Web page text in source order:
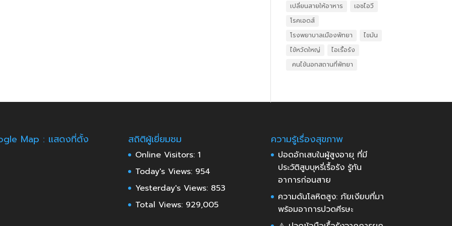
เปลี่ยนสายให้อาหาร
เอชไอวี
โรคเอดส์
โรงพยาบาลเมืองพัทยา
ไขมัน
ไข้หวัดใหญ่
ไอเรื้อรัง
​ คนไข้นอกสถานที่พัทยา
Map : แสดงที่ตั้ง สถิติผู้เยี่ยมชม
Online Visitors: 1
Today's Views: 954
Yesterday's Views: 853
Total Views: 929,005
ความรู้เรื่องสุขภาพ
ปอดอักเสบในผู้สูงอายุ ที่มี
ประวัติสูบบุหรี่เรื้อรัง รู้ทัน
อาการก่อนสาย
ความดันโลหิตสูง: ภัยเงียบที่มา
พร้อมอาการปวดศีรษะ